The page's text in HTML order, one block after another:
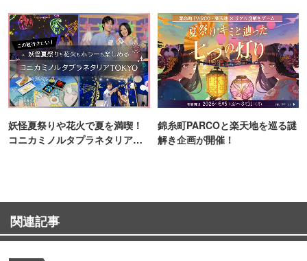
妖怪夏祭りや花火で夏を満喫！
コニカミノルタプラネタリア
錦糸町PARCOと楽天地を巡る謎
解き企画が開催！
関連記事